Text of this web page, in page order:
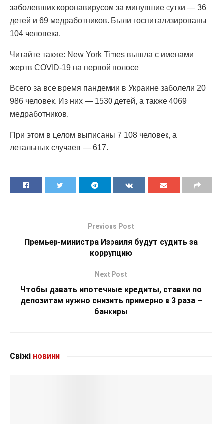
заболевших коронавирусом за минувшие сутки — 36
детей и 69 медработников. Были госпитализированы
104 человека.
Читайте также: New York Times вышла с именами
жертв COVID-19 на первой полосе
Всего за все время пандемии в Украине заболели 20
986 человек. Из них — 1530 детей, а также 4069
медработников.
При этом в целом выписаны 7 108 человек, а
летальных случаев — 617.
Previous Post
Премьер-министра Израиля будут судить за
коррупцию
Next Post
Чтобы давать ипотечные кредиты, ставки по
депозитам нужно снизить примерно в 3 раза –
банкиры
Свіжі новини